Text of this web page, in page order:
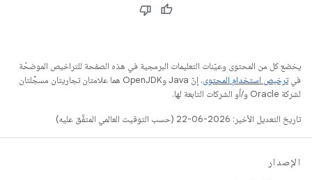
يخضع كل من المحتوى وعيّنات التعليمات البرمجية في هذه الصفحة للتراخيص الموضحّة
فيترخيص استخدام المحتوى
. إنّ Java وOpenJDK هما علامتان تجاريتان مسجَّلتان
لشركة Oracle و/أو الشركات التابعة لها.
تاريخ التعديل الأخير: 2026-06-22 (حسب التوقيت العالمي المتفَّق عليه)
الإصدار